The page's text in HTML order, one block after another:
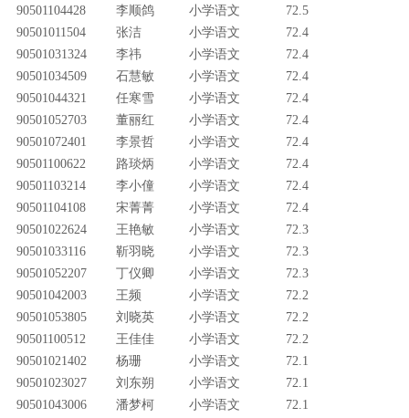
90501104428
李顺鸽 小学语文
72.5
90501011504
张洁 小学语文
72.4
90501031324
李祎 小学语文
72.4
90501034509
石慧敏 小学语文
72.4
90501044321
任寒雪 小学语文
72.4
90501052703
董丽红 小学语文
72.4
90501072401
李景哲 小学语文
72.4
90501100622
路琰炳 小学语文
72.4
90501103214
李小僮 小学语文
72.4
90501104108
宋菁菁 小学语文
72.4
90501022624
王艳敏 小学语文
72.3
90501033116
靳羽晓 小学语文
72.3
90501052207
丁仪卿 小学语文
72.3
90501042003
王频 小学语文
72.2
90501053805
刘晓英 小学语文
72.2
90501100512
王佳佳 小学语文
72.2
90501021402
杨珊 小学语文
72.1
90501023027
刘东朔 小学语文
72.1
90501043006
潘梦柯 小学语文
72.1